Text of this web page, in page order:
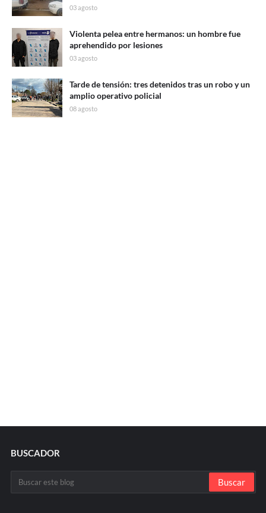
03 agosto
Violenta pelea entre hermanos: un hombre fue
aprehendido por lesiones
03 agosto
Tarde de tensión: tres detenidos tras un robo y un
amplio operativo policial
08 agosto
BUSCADOR